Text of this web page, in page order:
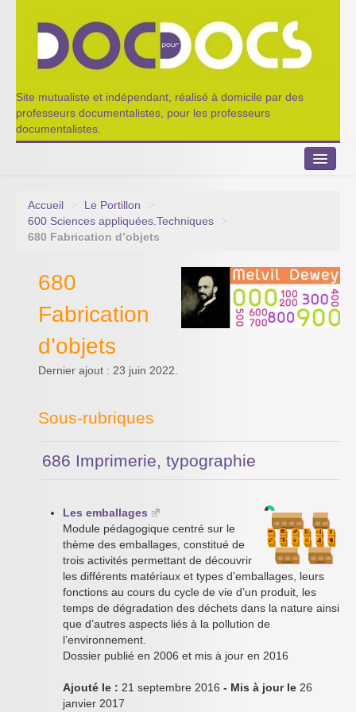
Site mutualiste et indépendant, réalisé à domicile par des
professeurs documentalistes, pour les professeurs
documentalistes.
Le Portillon
Appel à contribution
Nos outils de partage
Qui sommes-nous ?
Accueil > Le Portillon
>
600 Sciences appliquées.Techniques
>
680 Fabrication d’objets
680
Fabrication
d’objets
Dernier ajout : 23 juin 2022.
Sous-rubriques
686 Imprimerie, typographie
Les emballages
Module pédagogique centré sur le
thème des emballages, constitué de
trois activités permettant de découvrir
les différents matériaux et types d’emballages, leurs
fonctions au cours du cycle de vie d’un produit, les
temps de dégradation des déchets dans la nature ainsi
que d’autres aspects liés à la pollution de
l’environnement.
Dossier publié en 2006 et mis à jour en 2016
Ajouté le : 21 septembre 2016 - Mis à jour le 26
janvier 2017